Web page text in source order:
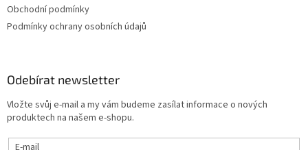
Obchodní podmínky
Podmínky ochrany osobních údajů
Odebírat newsletter
Vložte svůj e-mail a my vám budeme zasílat informace o nových
produktech na našem e-shopu.